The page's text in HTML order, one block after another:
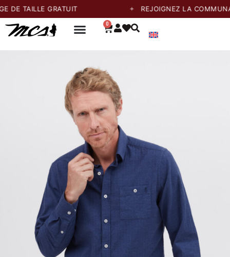
GRATUIT REJOIGNEZ LA COMMUNAUTÉ
0